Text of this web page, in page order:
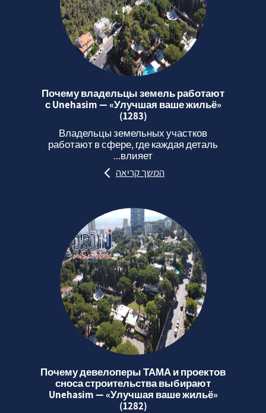
Почему владельцы земель работают
с Unehasim — «Улучшая ваше жильё»
(1283)
Владельцы земельных участков
работают в сфере, где каждая деталь
влияет...
המשך קריאה
Почему девелоперы ТАМА и проектов
сноса строительства выбирают
Unehasim — «Улучшая ваше жильё»
(1282)